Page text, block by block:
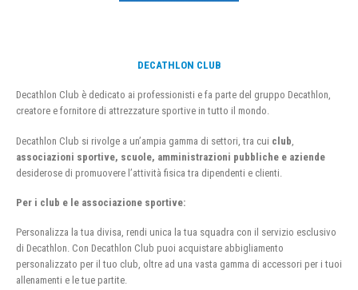
DECATHLON CLUB
Decathlon Club è dedicato ai professionisti e fa parte del gruppo Decathlon,
creatore e fornitore di attrezzature sportive in tutto il mondo.
Decathlon Club si rivolge a un’ampia gamma di settori, tra cui club
associazioni sportive, scuole, amministrazioni pubbliche e aziende
desiderose di promuovere l’attività fisica tra dipendenti e clienti.
Per i club e le associazione sportive:
Personalizza la tua divisa, rendi unica la tua squadra con il servizio esclusivo
di Decathlon. Con Decathlon Club puoi acquistare abbigliamento
personalizzato per il tuo club, oltre ad una vasta gamma di accessori per i tuoi
allenamenti e le tue partite.